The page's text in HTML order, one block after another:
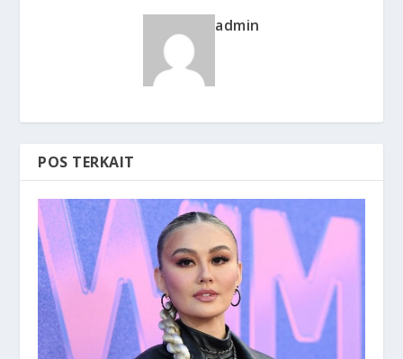
admin
POS TERKAIT